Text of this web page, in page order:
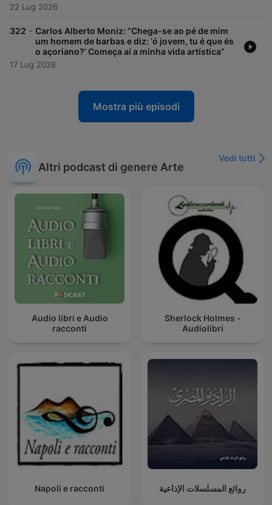
22 Lug 2026
322 - Carlos Alberto Moniz: “Chega-se ao pé de mim
um homem de barbas e diz: ‘ó jovem, tu é que és
o açoriano?’ Começa aí a minha vida artística”
17 Lug 2026
Mostra più episodi
Altri podcast di genere Arte
Vedi tutti
Audio libri e Audio
racconti
Sherlock Holmes -
Audiolibri
Napoli e racconti روائع المسلسلات الإذاعية